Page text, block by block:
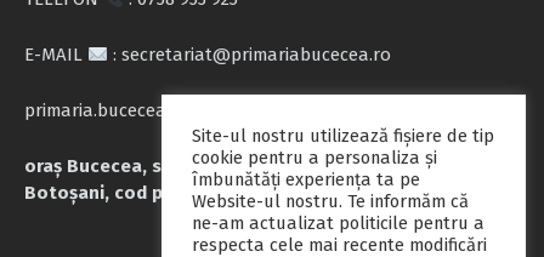
E-MAIL : secretariat@primariabucecea.ro
primaria.bucecea@yahoo.com
oraș Bucecea, str. Calea Națională nr.71, județul
Botoșani, cod poștal 717045
Site-ul nostru utilizează fişiere de tip
cookie pentru a personaliza și
îmbunătăți experiența ta pe
Website-ul nostru. Te informăm că
ne-am actualizat politicile pentru a
respecta cele mai recente modificări